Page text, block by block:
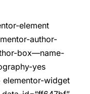
element
author-
box—name-
yes
widget